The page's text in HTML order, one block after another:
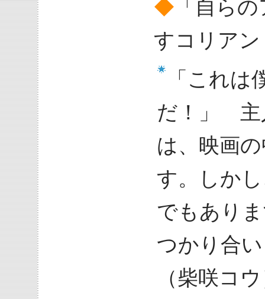
◆ 「自ら
すコリア
「これ
だ！」 主
は、映画
す。しか
でもあり
つかり合
（柴咲コ